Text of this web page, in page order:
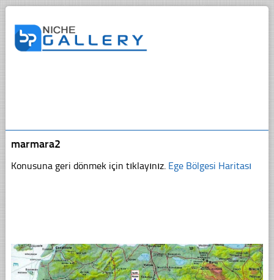
marmara2
Konusuna geri dönmek için tıklayınız. Ege Bölgesi Haritası